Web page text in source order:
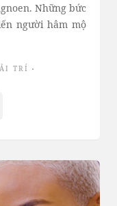
Những bức
người hâm mộ
TRÍ